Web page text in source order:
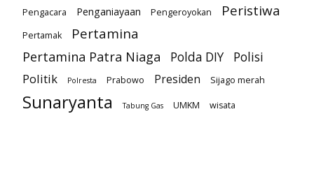
Pengacara Penganiayaan Pengeroyokan Peristiwa
Pertamak Pertamina
Pertamina Patra Niaga Polda DIY
Polisi
Politik
Polresta Prabowo Presiden Sijago merah
Sunaryanta Tabung Gas UMKM wisata